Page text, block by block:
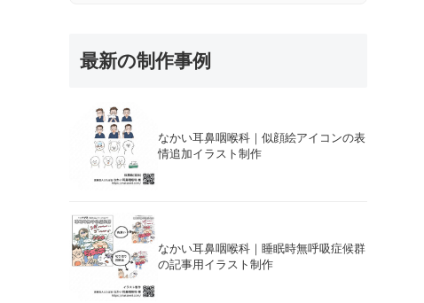
最新の制作事例
なかい耳鼻咽喉科｜似顔絵アイコンの表
情追加イラスト制作
なかい耳鼻咽喉科｜睡眠時無呼吸症候群
の記事用イラスト制作